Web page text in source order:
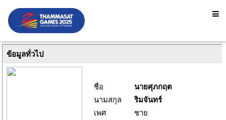
ข้อมูลทั่วไป
ชื่อ
นายศุภกฤต
นามสกุล
ริมจันทร์
เพศ
ชาย